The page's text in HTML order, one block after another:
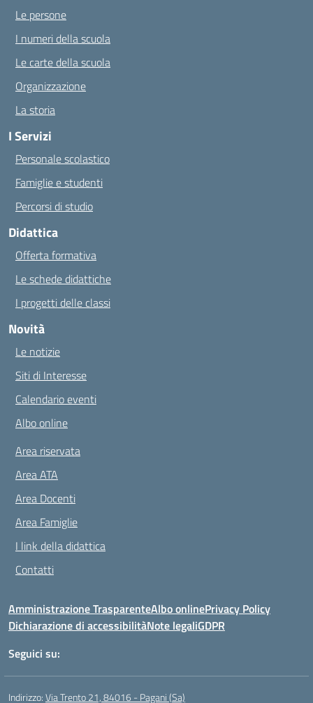
Le persone
I numeri della scuola
Le carte della scuola
Organizzazione
La storia
I Servizi
Personale scolastico
Famiglie e studenti
Percorsi di studio
Didattica
Offerta formativa
Le schede didattiche
I progetti delle classi
Novità
Le notizie
Siti di Interesse
Calendario eventi
Albo online
Area riservata
Area ATA
Area Docenti
Area Famiglie
I link della didattica
Contatti
Amministrazione TrasparenteAlbo onlinePrivacy Policy
Dichiarazione di accessibilitàNote legaliGDPR
Seguici su:
Indirizzo:Via Trento 21, 84016 - Pagani (Sa)